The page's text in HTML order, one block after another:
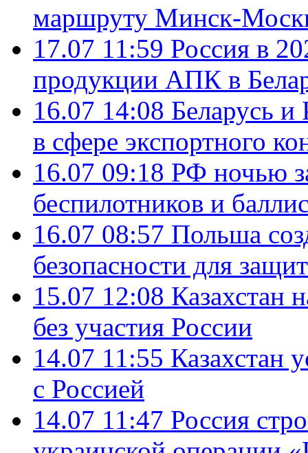
маршруту Минск-
17.07 11:59 Россия в
продукции АПК в
16.07 14:08 Беларусь и
в сфере экспортного
16.07 09:18 РФ ночью
беспилотников и
16.07 08:57 Польша
безопасности для
15.07 12:08 Казахстан
без участия России
14.07 11:55 Казахстан
с Россией
14.07 11:47 Россия